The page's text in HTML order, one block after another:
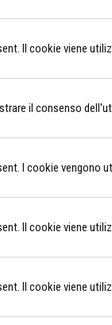
Il cookie viene
il consenso
I cookie
Il cookie viene
Il cookie viene